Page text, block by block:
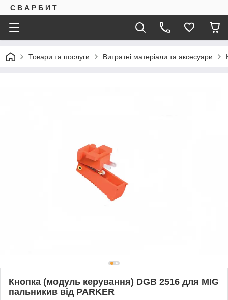
С В А Р Б И Т
Товари та послуги Витратні матеріали та аксесуари
Кнопка (модуль керування) DGB 2516 для MIG
пальникив від PARKER